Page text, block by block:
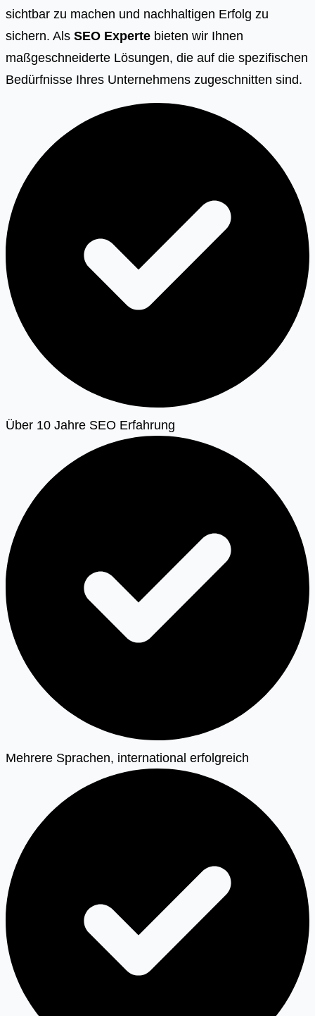
sichtbar zu machen und nachhaltigen Erfolg zu
sichern. Als SEO Experte bieten wir Ihnen
maßgeschneiderte Lösungen, die auf die spezifischen
Bedürfnisse Ihres Unternehmens zugeschnitten sind.
Über 10 Jahre SEO Erfahrung
Mehrere Sprachen, international erfolgreich